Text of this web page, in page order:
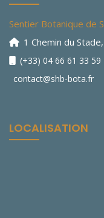
Sentier Botanique de
1 Chemin du
(+33) 04 66 61 33 59
contact@shb-bota.fr
LOCALISATION